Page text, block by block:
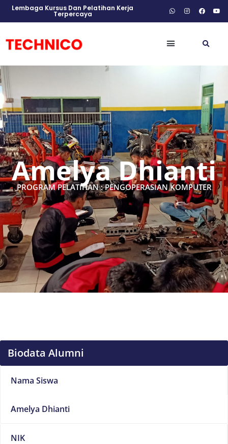
Lembaga Kursus Dan Pelatihan Kerja
Terpercaya
Amelya Dhianti
PROGRAM PELATIHAN : PENGOPERASIAN KOMPUTER
Biodata Alumni
Nama Siswa
Amelya Dhianti
NIK